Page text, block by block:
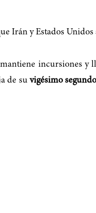
incursiones y
de suvigésimo